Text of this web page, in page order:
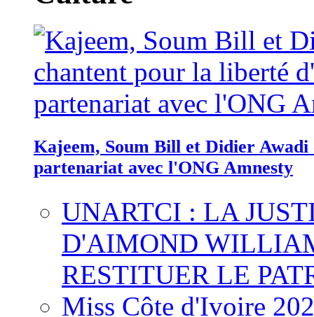
Kajeem, Soum Bill et Didier
partenariat avec l'ONG Amnesty
UNARTCI : LA
D'AIMOND
RESTITUER LE
Miss Côte d'Ivoire